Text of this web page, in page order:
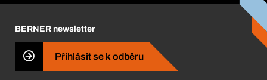
BERNER Obchod
ISO Certifikáty
Business Conduct
BERNER newsletter
Přihlásit se k odběru